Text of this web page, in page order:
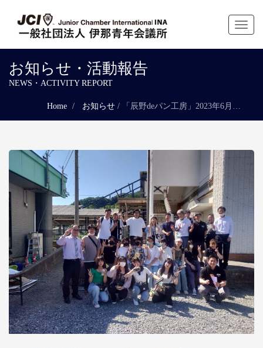
Toggle
お知らせ・活動報告
NEWS・ACTIVITY REPORT
Home お知らせ / 「辰野deパン工房」2023年6月事業が開催されました。